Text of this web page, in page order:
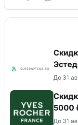
До 31
5000
До 31